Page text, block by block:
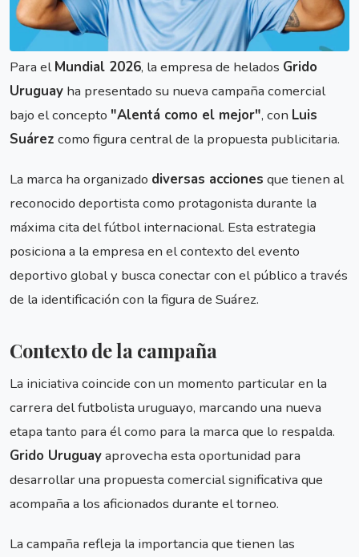
Para elMundial 2026, la empresa de helados Grido
Uruguay ha presentado su nueva campaña comercial
bajo el concepto "Alentá como el mejor", con Luis
Suárez como figura central de la propuesta publicitaria.
La marca ha organizado diversas acciones que tienen al
reconocido deportista como protagonista durante la
máxima cita del fútbol internacional. Esta estrategia
posiciona a la empresa en el contexto del evento
deportivo global y busca conectar con el público a través
de la identificación con la figura de Suárez.
Contexto de la campaña
La iniciativa coincide con un momento particular en la
carrera del futbolista uruguayo, marcando una nueva
etapa tanto para él como para la marca que lo respalda.
Grido Uruguayaprovecha esta oportunidad para
desarrollar una propuesta comercial significativa que
acompaña a los aficionados durante el torneo.
La campaña refleja la importancia que tienen las